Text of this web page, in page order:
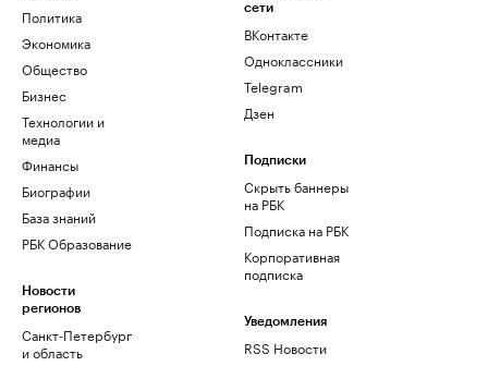
Политика
Экономика
Общество
Бизнес
Технологии и
медиа
Финансы
Биографии
База знаний
РБК Образование
Новости
регионов
Санкт-Петербург
и область
сети
ВКонтакте
Одноклассники
Telegram
Дзен
Подписки
Скрыть баннеры
на РБК
Подписка на РБК
Корпоративная
подписка
Уведомления
RSS Новости